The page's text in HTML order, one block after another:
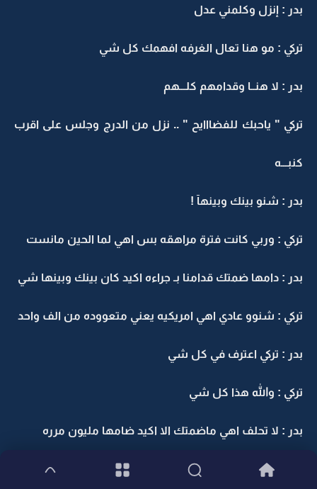
بدر : إنزل وكلمني عدل
تركي : مو هنا تعال الغرفه افهمك كل شي
بدر : لا هنــا وقدامهم كلـــهم
تركي " ياحبك للفضااايح " .. نزل من الدرج وجلس على اقرب
كنبـــه
بدر : شنو بينك وبينهآ !
تركي : وربي كانت فترة مراهقه بس اهي لما الحين مانست
بدر : دامها ضمتك قدامنا بـ جراءه اكيد كان بينك وبينها شي
تركي : شنوو عادي اهي امريكيه يعني متعووده من الف واحد
بدر : تركي اعترف في كل شي
تركي : والله هذا كل شي
بدر : لا تحلف اهي ماضمتك الا اكيد ضامها مليون مرره
لف على أخــوآنه بـ حراج وحك شعره وهو يهف على وجهه